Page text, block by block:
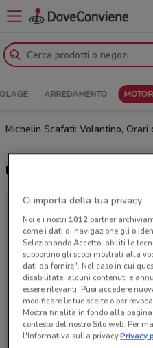
ARREDAMENTO
Michelin Scafati: Volantino, Orari
Ultime offerte del
Ci importa della tua privacy
Noi e i nostri 1012partner
come i dati di navigazione gli o
Selezionando Accetto, abiliti le
supportino gli scopi mostrati alla
dati da fornire". Nel caso in cui
disabilitate, alcuni contenuti e
essere rilevanti. Puoi accedere
modificare le tue scelte o per
Mostra finalità in fondo alla
contesto del nostro Sito web. Per
l'Informativa sulla privacy.Privacy